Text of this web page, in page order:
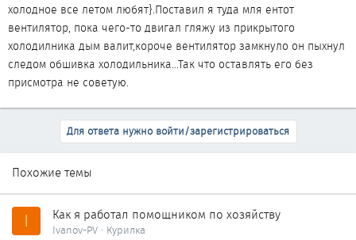
холодное все летом любят}.Поставил я туда мля ентот
вентилятор, пока чего-то двигал гляжу из прикрытого
холодилника дым валит,короче вентилятор замкнуло он пыхнул
следом обшивка холодильника...Так что оставлять его без
присмотра не советую.
Для ответа нужно войти/зарегистрироваться
Похожие темы
I Как я работал помощником по хозяйству
Ivanov-PV
Курилка